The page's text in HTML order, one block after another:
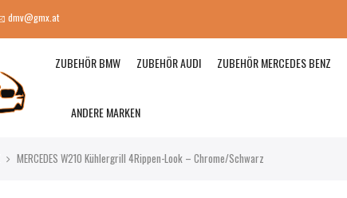
dmv@gmx.at
ZUBEHÖR BMW ZUBEHÖR AUDI ZUBEHÖR MERCEDES BENZ
ANDERE MARKEN
MERCEDES W210 Kühlergrill 4Rippen-Look – Chrome/Schwarz